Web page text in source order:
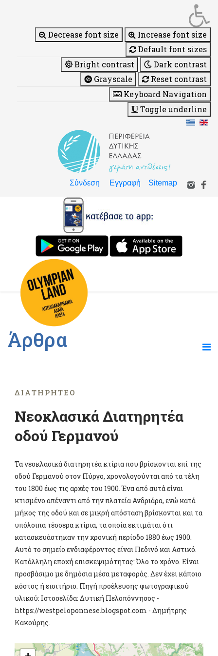
Decrease font size
Increase font size
Default font sizes
Bright contrast
Dark contrast
Grayscale
Reset contrast
Keyboard Navigation
Toggle underline
Σύνδεση Εγγραφή Sitemap
Άρθρα
ΔΙΑΤΗΡΗΤΈΟ
Νεοκλασικά Διατηρητέα
οδού Γερμανού
Τα νεοκλασικά διατηρητέα κτίρια που βρίσκονται επί της
οδού Γερμανού στον Πύργο, χρονολογούνται από τα τέλη
του 1800 έως τις αρχές του 1900. Ένα από αυτά είναι
κτισμένο απέναντι από την πλατεία Ανδριάρα, ενώ κατά
μήκος της οδού και σε μικρή απόσταση βρίσκονται και τα
υπόλοιπα τέσσερα κτίρια, τα οποία εκτιμάται ότι
κατασκευάστηκαν την χρονική περίοδο 1880 έως 1900.
Αυτό το σημείο ενδιαφέροντος είναι Πεδινό και Αστικό.
Κατάλληλη εποχή επισκεψιμότητας: Όλο το χρόνο. Είναι
προσβάσιμο με δημόσια μέσα μεταφοράς. Δεν έχει κάποιο
κόστος ή εισιτήριο. Πηγή προέλευσης φωτογραφικού
υλικού: Ιστοσελίδα: Δυτική Πελοπόννησος -
https://westpeloponnese.blogspot.com - Δημήτρης
Κακούρης.